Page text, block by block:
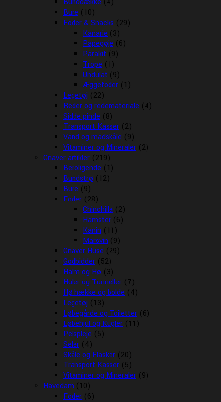
Bunddække (4)
Bure (10)
Foder & Snacks (29)
Kanarie (3)
Papegøje (6)
Parakit (9)
Trope (1)
Undulat (9)
Æggefoder (1)
Legetøj (22)
Reder og redemateriale (4)
Sidde pinde (8)
Transport Kasser (2)
Vand og madskåle (9)
Vitaminer og Mineraler (2)
Gnaver artikler (219)
Beroligende (1)
Bundstrø (12)
Bure (9)
Foder (28)
Chinchilla (2)
Hamster (6)
Kanin (11)
Marsvin (9)
Gnaver Huse (29)
Godbidder (52)
Halm og Hø (3)
Huler og Tunneller (7)
Hø hække og bolde (4)
Legetøj (13)
Løbegårde og Toiletter (6)
Løbehjul og Kugler (11)
Pelspleje (5)
Seler (4)
Skåle og Flasker (20)
Transport Kasser (5)
Vitaminer og Mineraler (9)
Havedam (10)
Foder (6)